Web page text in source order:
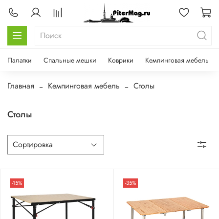
Палатки Спальные мешки Коврики Кемпинговая мебель
Главная Кемпинговая мебель Столы
Столы
-15% -35%